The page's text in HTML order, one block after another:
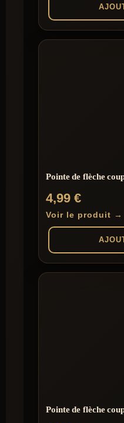
Pointe de flèche
4,99 €
Voir le produit →
Pointe de flèche